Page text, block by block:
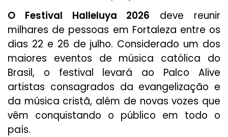
O Festival Halleluya 2026 deve reunir
milhares de pessoas em Fortaleza entre os
dias 22 e 26 de julho. Considerado um dos
maiores eventos de música católica do
Brasil, o festival levará ao Palco Alive
artistas consagrados da evangelização e
da música cristã, além de novas vozes que
vêm conquistando o público em todo o
país.